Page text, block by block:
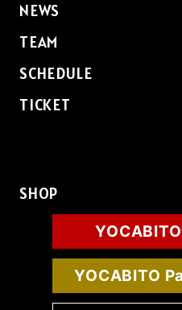
NEWS
TEAM
SCHEDULE
TICKET
SHOP
YOCABITO